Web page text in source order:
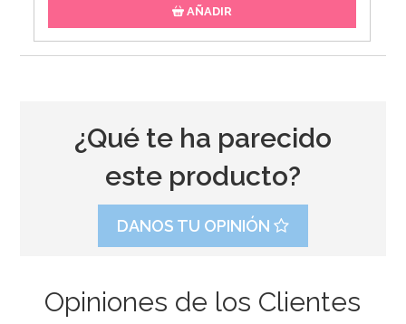
AÑADIR
¿Qué te ha parecido
este producto?
DANOS TU OPINIÓN
Opiniones de los Clientes